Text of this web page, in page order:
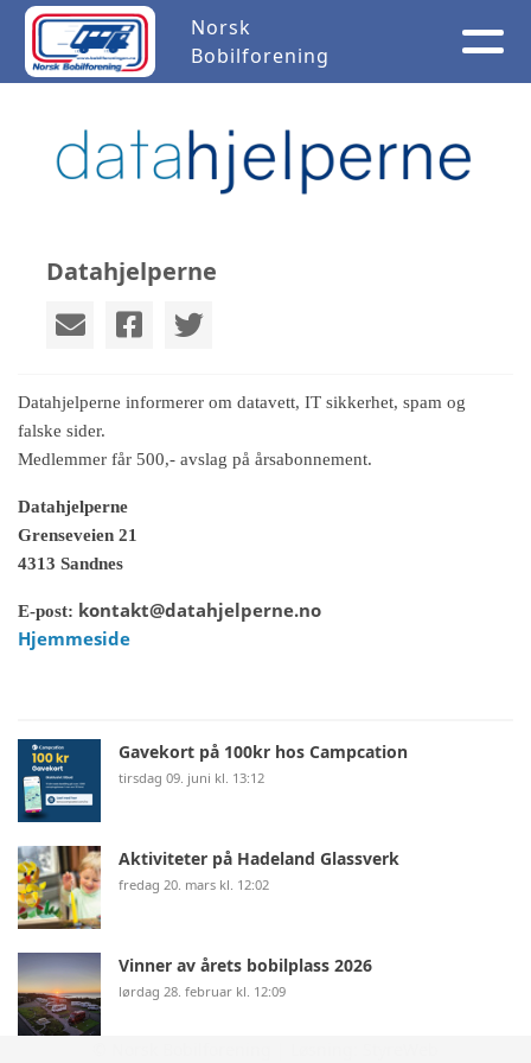
Norsk
Bobilforening
Datahjelperne
Datahjelperne informerer om datavett, IT sikkerhet, spam og
falske sider.
Medlemmer får 500,- avslag på årsabonnement.
Datahjelperne
Grenseveien 21
4313 Sandnes
E-post: kontakt@datahjelperne.no
Hjemmeside
Gavekort på 100kr hos Campcation
tirsdag 09. juni kl. 13:12
Aktiviteter på Hadeland Glassverk
fredag 20. mars kl. 12:02
Vinner av årets bobilplass 2026
lørdag 28. februar kl. 12:09